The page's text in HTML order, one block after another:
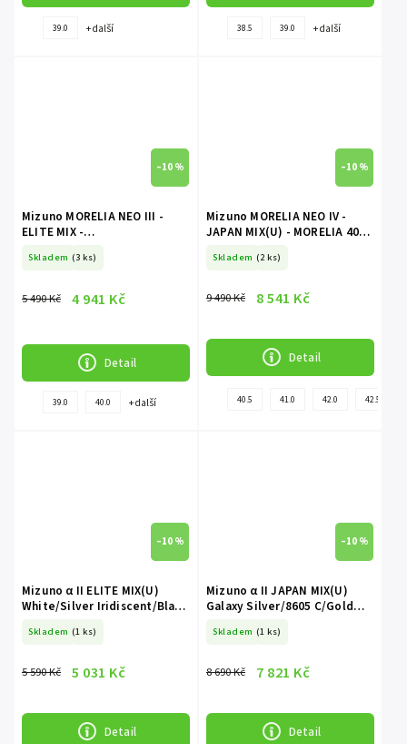
39.0 + další 38.5 39.0 + další
–10 %
Mizuno MORELIA NEO III -
ELITE MIX -
Skladem (3 ks)
5 490 Kč 4 941 Kč
Detail
39.0 40.0 + další
–10 %
Mizuno MORELIA NEO IV -
JAPAN MIX(U) - MORELIA 40th
Skladem (2 ks)
9 490 Kč 8 541 Kč
Detail
40.5 41.0 42.0 42.5
–10 %
Mizuno α II ELITE MIX(U)
White/Silver Iridiscent/Black
Skladem (1 ks)
5 590 Kč 5 031 Kč
Detail
–10 %
Mizuno α II JAPAN MIX(U)
Galaxy Silver/8605 C/Gold
Skladem (1 ks)
8 690 Kč 7 821 Kč
Detail